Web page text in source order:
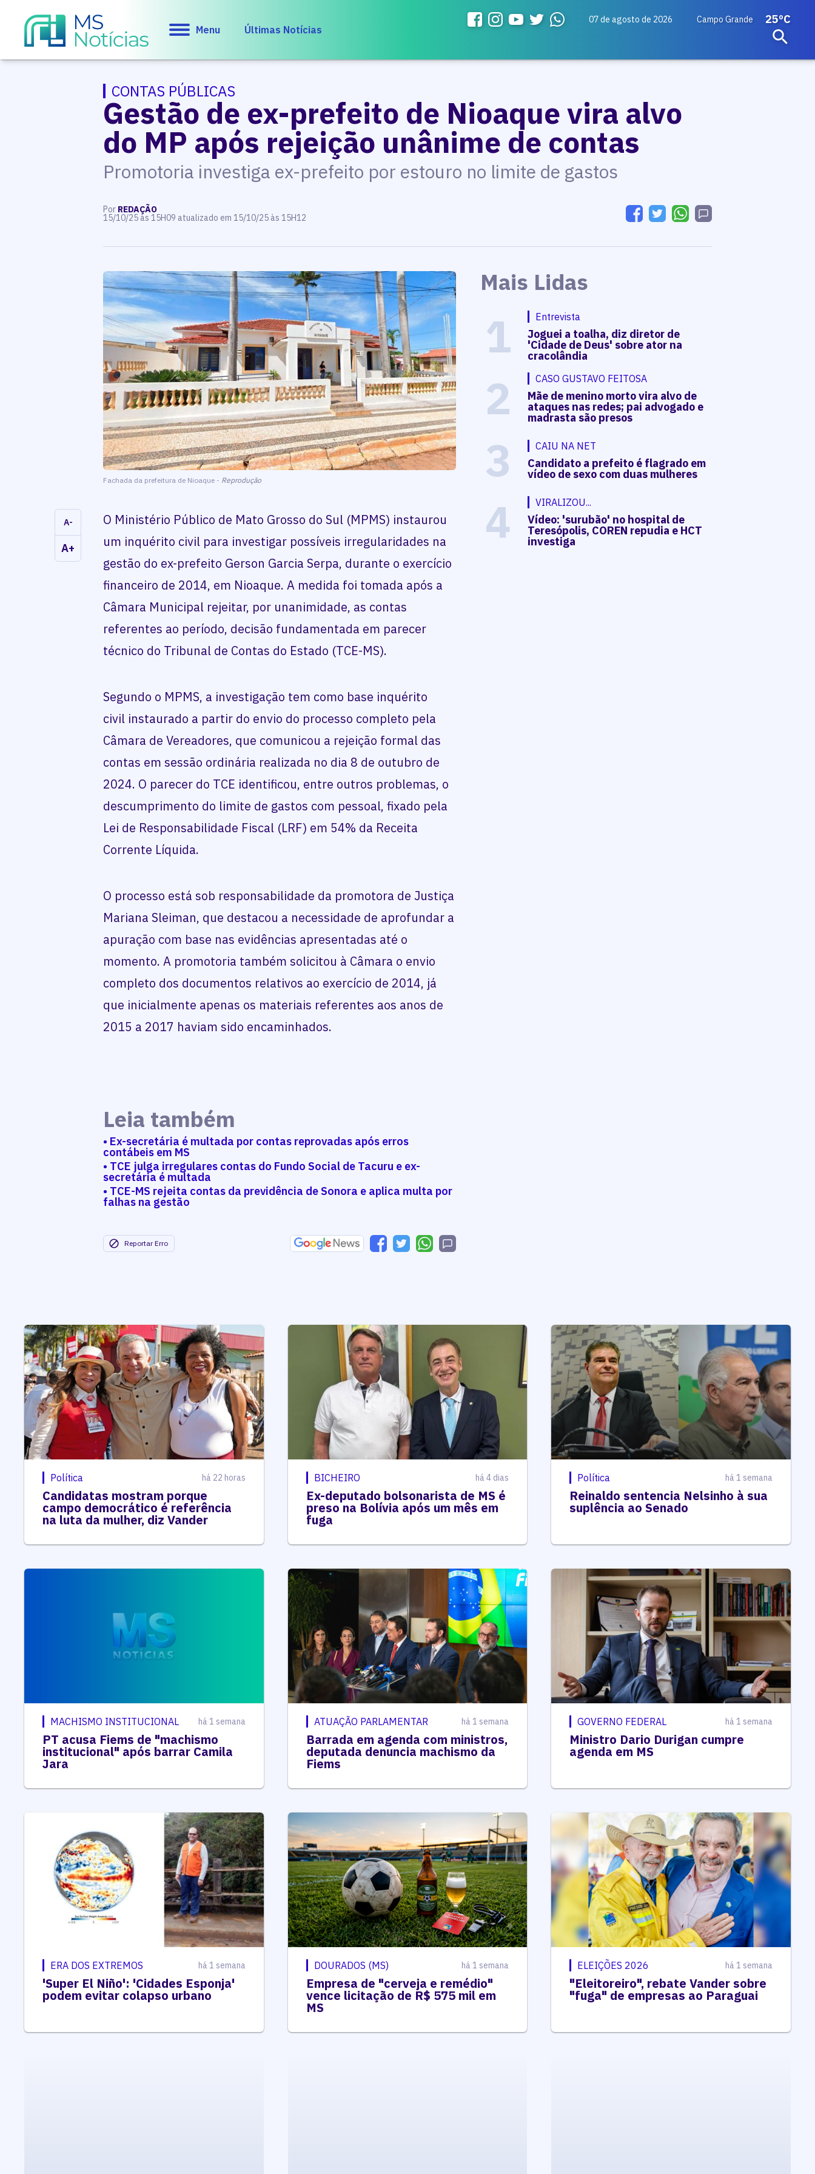
Menu Últimas Notícias
07 de agosto de 2026 Campo Grande 25ºC
CONTAS PÚBLICAS
Gestão de ex-prefeito de Nioaque vira alvo
do MP após rejeição unânime de contas
Promotoria investiga ex-prefeito por estouro no limite de gastos
Por REDAÇÃO
15/10/25 às 15H09 atualizado em 15/10/25 às 15H12
Fachada da prefeitura de Nioaque - Reprodução
A-
A+
O Ministério Público de Mato Grosso do Sul (MPMS) instaurou
um inquérito civil para investigar possíveis irregularidades na
gestão do ex-prefeito Gerson Garcia Serpa, durante o exercício
financeiro de 2014, em Nioaque. A medida foi tomada após a
Câmara Municipal rejeitar, por unanimidade, as contas
referentes ao período, decisão fundamentada em parecer
técnico do Tribunal de Contas do Estado (TCE-MS).
Segundo o MPMS, a investigação tem como base inquérito
civil instaurado a partir do envio do processo completo pela
Câmara de Vereadores, que comunicou a rejeição formal das
contas em sessão ordinária realizada no dia 8 de outubro de
2024. O parecer do TCE identificou, entre outros problemas, o
descumprimento do limite de gastos com pessoal, fixado pela
Lei de Responsabilidade Fiscal (LRF) em 54% da Receita
Corrente Líquida.
O processo está sob responsabilidade da promotora de Justiça
Mariana Sleiman, que destacou a necessidade de aprofundar a
apuração com base nas evidências apresentadas até o
momento. A promotoria também solicitou à Câmara o envio
completo dos documentos relativos ao exercício de 2014, já
que inicialmente apenas os materiais referentes aos anos de
2015 a 2017 haviam sido encaminhados.
Leia também
• Ex-secretária é multada por contas reprovadas após erros
contábeis em MS
• TCE julga irregulares contas do Fundo Social de Tacuru e ex-
secretária é multada
• TCE-MS rejeita contas da previdência de Sonora e aplica multa por
falhas na gestão
Reportar Erro
Mais Lidas
1 Entrevista
Joguei a toalha, diz diretor de
'Cidade de Deus' sobre ator na
cracolândia
2 CASO GUSTAVO FEITOSA
Mãe de menino morto vira alvo de
ataques nas redes; pai advogado e
madrasta são presos
3 CAIU NA NET
Candidato a prefeito é flagrado em
vídeo de sexo com duas mulheres
4 VIRALIZOU...
Vídeo: 'surubão' no hospital de
Teresópolis, COREN repudia e HCT
investiga
Política há 22 horas
Candidatas mostram porque
campo democrático é referência
na luta da mulher, diz Vander
BICHEIRO há 4 dias
Ex-deputado bolsonarista de MS é
preso na Bolívia após um mês em
fuga
Política há 1 semana
Reinaldo sentencia Nelsinho à sua
suplência ao Senado
MACHISMO INSTITUCIONAL há 1 semana
PT acusa Fiems de "machismo
institucional" após barrar Camila
Jara
ATUAÇÃO PARLAMENTAR há 1 semana
Barrada em agenda com ministros,
deputada denuncia machismo da
Fiems
GOVERNO FEDERAL há 1 semana
Ministro Dario Durigan cumpre
agenda em MS
ERA DOS EXTREMOS há 1 semana
'Super El Niño': 'Cidades Esponja'
podem evitar colapso urbano
DOURADOS (MS) há 1 semana
Empresa de "cerveja e remédio"
vence licitação de R$ 575 mil em
MS
ELEIÇÕES 2026 há 1 semana
"Eleitoreiro", rebate Vander sobre
"fuga" de empresas ao Paraguai